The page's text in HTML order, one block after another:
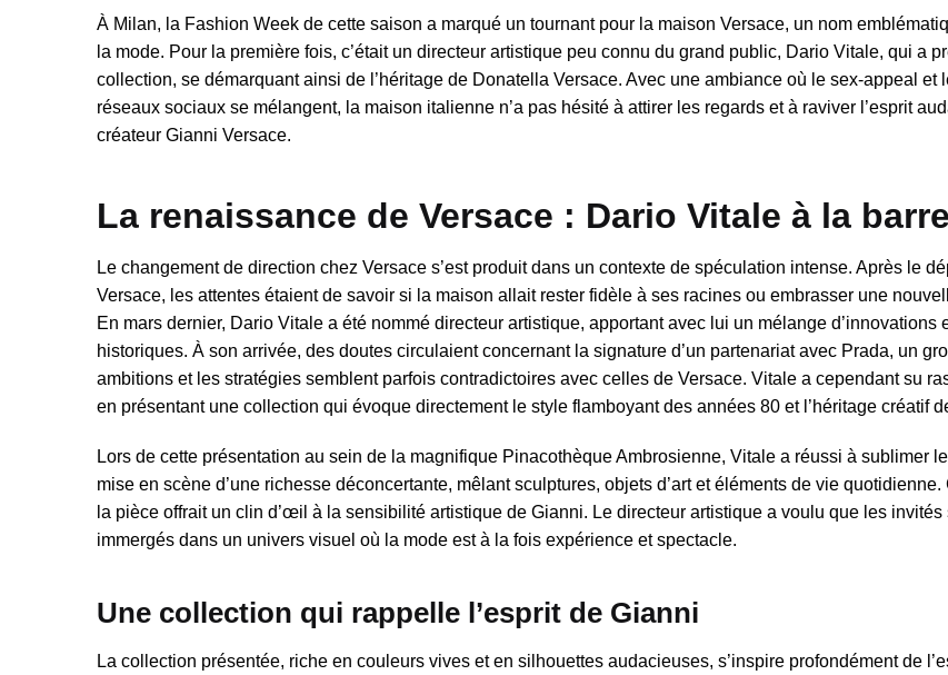
À Milan, la Fashion Week de cette saison a marqué un tournant pour la maison Versace, un nom
la mode. Pour la première fois, c’était un directeur artistique peu connu du grand public, Dario Vitale, qui a
collection, se démarquant ainsi de l’héritage de Donatella Versace. Avec une ambiance où le sex-appeal et
réseaux sociaux se mélangent, la maison italienne n’a pas hésité à attirer les regards et à raviver l’esprit
créateur Gianni Versace.
La renaissance de Versace : Dario Vitale à la barre
Le changement de direction chez Versace s’est produit dans un contexte de spéculation intense. Après le
Versace, les attentes étaient de savoir si la maison allait rester fidèle à ses racines ou embrasser une
En mars dernier, Dario Vitale a été nommé directeur artistique, apportant avec lui un mélange d’innovations
historiques. À son arrivée, des doutes circulaient concernant la signature d’un partenariat avec Prada, un
ambitions et les stratégies semblent parfois contradictoires avec celles de Versace. Vitale a cependant su
en présentant une collection qui évoque directement le style flamboyant des années 80 et l’héritage créatif
Lors de cette présentation au sein de la magnifique Pinacothèque Ambrosienne, Vitale a réussi à sublimer
mise en scène d’une richesse déconcertante, mêlant sculptures, objets d’art et éléments de vie
la pièce offrait un clin d’œil à la sensibilité artistique de Gianni. Le directeur artistique a voulu que les invités
immergés dans un univers visuel où la mode est à la fois expérience et spectacle.
Une collection qui rappelle l’esprit de Gianni
La collection présentée, riche en couleurs vives et en silhouettes audacieuses, s’inspire profondément de